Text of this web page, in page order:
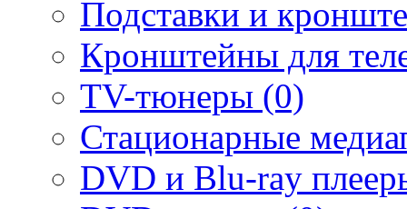
Подставки и
Кронштейны для
TV-тюнеры (0)
Стационарные
DVD и Blu-ray